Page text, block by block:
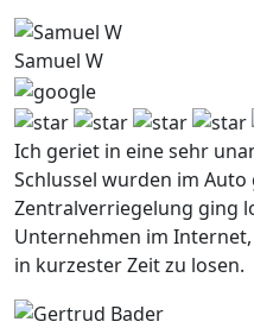
Samuel W
Ich geriet in eine sehr
Schlussel wurden im Auto
Zentralverriegelung ging
Unternehmen im
in kurzester Zeit zu losen.